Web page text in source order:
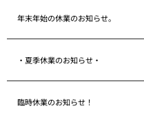
年末年始の休業のお知らせ。
・夏季休業のお知らせ・
臨時休業のお知らせ！